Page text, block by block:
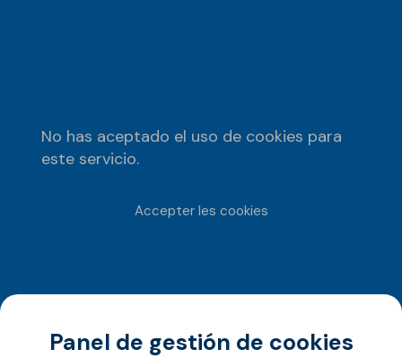
No has aceptado el uso de cookies para
este servicio.
Accepter les cookies
Panel de gestión de cookies